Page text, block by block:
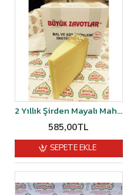
2 Yıllık Şirden Mayalı Mahsen Eski Kaşarı 1 kg
585,00TL
SEPETE EKLE